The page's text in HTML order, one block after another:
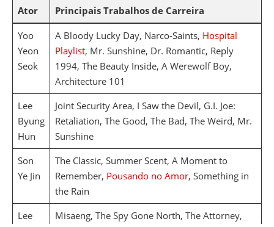
Ator Principais Trabalhos de Carreira
Yoo
Yeon
Seok
A Bloody Lucky Day, Narco-Saints, Hospital
Playlist, Mr. Sunshine, Dr. Romantic, Reply
1994, The Beauty Inside, A Werewolf Boy,
Architecture 101
Lee
Byung
Hun
Joint Security Area, I Saw the Devil, G.I. Joe:
Retaliation, The Good, The Bad, The Weird, Mr.
Sunshine
Son
Ye Jin
The Classic, Summer Scent, A Moment to
Remember, Pousando no Amor, Something in
the Rain
Lee
Misaeng, The Spy Gone North, The Attorney,